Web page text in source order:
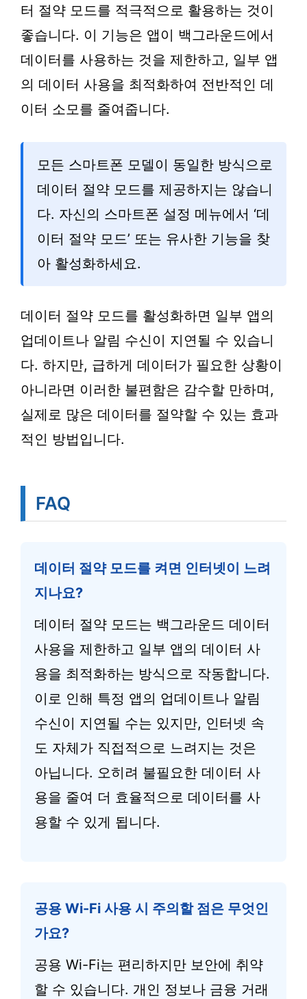
터 절약 모드를 적극적으로 활용하는 것이
좋습니다. 이 기능은 앱이 백그라운드에서
데이터를 사용하는 것을 제한하고, 일부 앱
의 데이터 사용을 최적화하여 전반적인 데
이터 소모를 줄여줍니다.
모든 스마트폰 모델이 동일한 방식으로
데이터 절약 모드를 제공하지는 않습니
다. 자신의 스마트폰 설정 메뉴에서 ‘데
이터 절약 모드’ 또는 유사한 기능을 찾
아 활성화하세요.
데이터 절약 모드를 활성화하면 일부 앱의
업데이트나 알림 수신이 지연될 수 있습니
다. 하지만, 급하게 데이터가 필요한 상황이
아니라면 이러한 불편함은 감수할 만하며,
실제로 많은 데이터를 절약할 수 있는 효과
적인 방법입니다.
FAQ
데이터 절약 모드를 켜면 인터넷이 느려
지나요?
데이터 절약 모드는 백그라운드 데이터
사용을 제한하고 일부 앱의 데이터 사
용을 최적화하는 방식으로 작동합니다.
이로 인해 특정 앱의 업데이트나 알림
수신이 지연될 수는 있지만, 인터넷 속
도 자체가 직접적으로 느려지는 것은
아닙니다. 오히려 불필요한 데이터 사
용을 줄여 더 효율적으로 데이터를 사
용할 수 있게 됩니다.
공용 Wi-Fi 사용 시 주의할 점은 무엇인
가요?
공용 Wi-Fi는 편리하지만 보안에 취약
할 수 있습니다. 개인 정보나 금융 거래